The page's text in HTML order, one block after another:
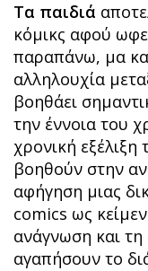
Τα παιδιά
κόμικς αφού
παραπάνω, μα
αλληλουχία
βοηθάει
την έννοια του
χρονική
βοηθούν στην
αφήγηση μιας
comics ως
ανάγνωση και
αγαπήσουν το